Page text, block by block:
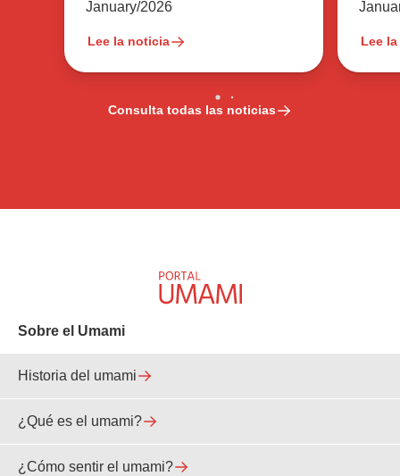
January/2026
Lee la noticia Lee
Consulta todas las noticias
Sobre el Umami
Historia del umami
¿Qué es el umami?
¿Cómo sentir el umami?